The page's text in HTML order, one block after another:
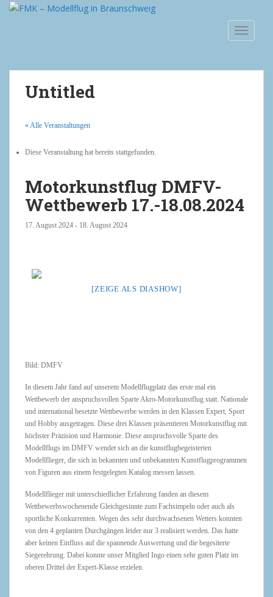
Untitled
« Alle Veranstaltungen
Diese Veranstaltung hat bereits stattgefunden.
Motorkunstflug DMFV-
Wettbewerb 17.-18.08.2024
17. August 2024 - 18. August 2024
[ZEIGE ALS DIASHOW]
Bild: DMFV
In diesem Jahr fand auf unserem Modellflugplatz das erste mal ein
Wettbewerb der anspruchsvollen Sparte Akro-Motorkunstflug statt. Nationale
und international besetzte Wettbewerbe werden in den Klassen Expert, Sport
und Hobby ausgetragen. Diese drei Klassen präsentieren Motorkunstflug mit
höchster Präzision und Harmonie. Diese anspruchsvolle Sparte des
Modellflugs im DMFV wendet sich an die kunstflugbegeisterten
Modellflieger, die sich in bekannten und unbekannten Kunstflugprogrammen
von Figuren aus einem festgelegten Katalog messen lassen.
Modellflieger mit unterschiedlicher Erfahrung fanden an diesem
Wettbewerbswochenende Gleichgesinnte zum Fachsimpeln oder auch als
sportliche Konkurrenten. Wegen des sehr durchwachsenen Wetters konnten
von den 4 geplanten Durchgängen leider nur 3 realisiert werden. Das hatte
aber keinen Einfluss auf die spannende Auswertung und die begesiterte
Siegerehrung. Dabei konnte unser Mitglied Ingo einen sehr guten Platz im
oberen Drittel der Expert-Klasse erzielen.